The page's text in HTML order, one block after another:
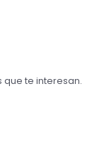
que te interesan.